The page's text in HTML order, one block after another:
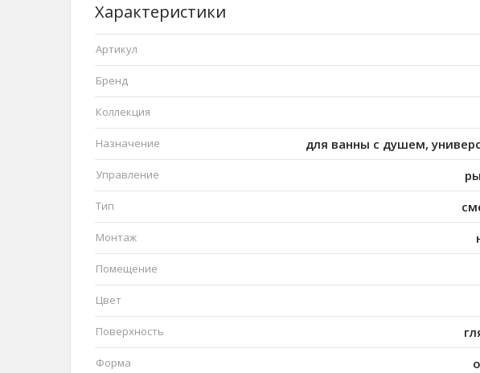
Характеристики
Артикул
Бренд
Коллекция
Назначение для ванны с душем,
Управление
Тип
Монтаж
Помещение
Цвет
Поверхность
Форма